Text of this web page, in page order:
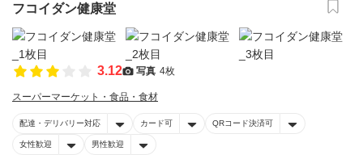
フコイダン健康堂
3.12 写真 4枚
スーパーマーケット・食品・食材
配達・デリバリー対応 カード可 QRコード決済可
女性歓迎 男性歓迎